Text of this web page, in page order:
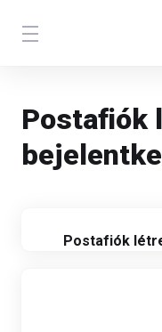
Postafiók
Postafiók